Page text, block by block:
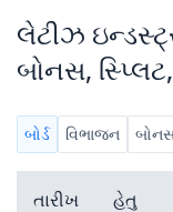
લેટીઝ
બોનસ, સ્પ્લિટ,
બોર્ડ વિભાજન
તારીખ હેતુ